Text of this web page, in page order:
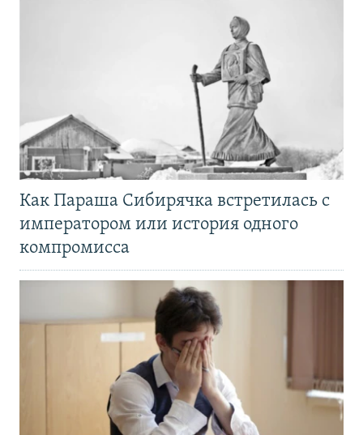
Как Параша Сибирячка встретилась с
императором или история одного
компромисса